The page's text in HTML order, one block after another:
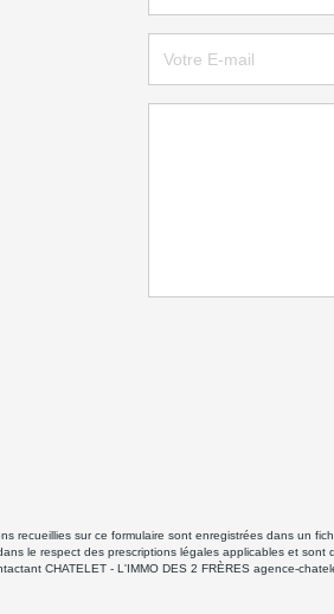
recueillies sur ce formulaire sont enregistrées dans un
le respect des prescriptions légales applicables et
CHATELET - L'IMMO DES 2 FRÈRES agence-